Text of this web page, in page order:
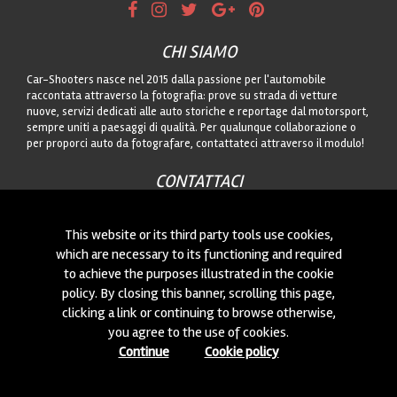
CHI SIAMO
Car-Shooters nasce nel 2015 dalla passione per l'automobile
raccontata attraverso la fotografia: prove su strada di vetture
nuove, servizi dedicati alle auto storiche e reportage dal motorsport,
sempre uniti a paesaggi di qualità. Per qualunque collaborazione o
per proporci auto da fotografare, contattateci attraverso il modulo!
CONTATTACI
© 2015-2026 CAR-SHOOTERS. ALL RIGHTS RESERVED.
This website or its third party tools use cookies,
which are necessary to its functioning and required
to achieve the purposes illustrated in the cookie
policy. By closing this banner, scrolling this page,
clicking a link or continuing to browse otherwise,
you agree to the use of cookies.
Continue
Cookie policy